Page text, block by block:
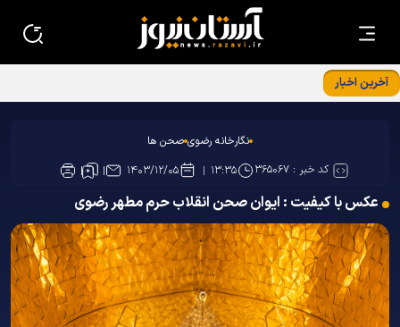
آخرین اخبار
نگارخانه رضوی صحن ها
کد خبر : ۳۶۵۰۶۷ ۱۳:۳۵ ۱۴۰۳/۱۲/۰۵
عکس با کیفیت : ایوان صحن انقلاب حرم مطهر رضوی